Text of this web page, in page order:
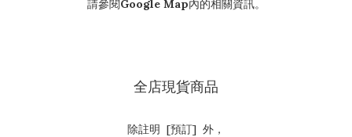
請參閱Google Map內的相關資訊。
全店現貨商品
除註明 [預訂] 外，